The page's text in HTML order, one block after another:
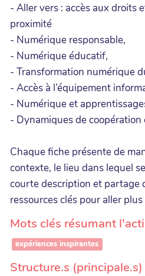
- Aller vers : accès aux droits
proximité
- Numérique responsable,
- Numérique éducatif,
- Transformation numérique
- Accès à l’équipement
- Numérique et
- Dynamiques de coopération
Chaque fiche présente de
contexte, le lieu dans lequel
courte description et partage
ressources clés pour aller plus
Mots clés résumant
expériences inspirantes
Structure.s